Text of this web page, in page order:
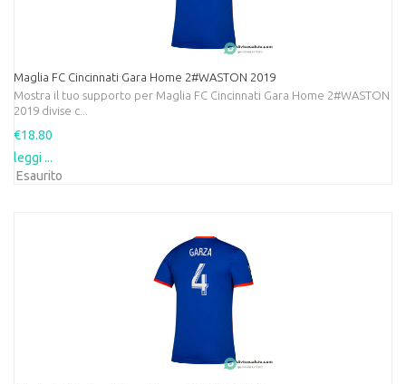
Maglia FC Cincinnati Gara Home 2#WASTON 2019
Mostra il tuo supporto per Maglia FC Cincinnati Gara Home 2#WASTON
2019 divise c...
€18.80
leggi ...
Esaurito